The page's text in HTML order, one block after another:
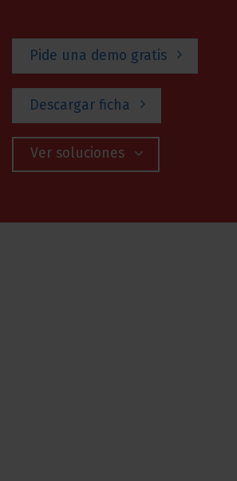
Pide una demo gratis
Descargar ficha
Ver soluciones